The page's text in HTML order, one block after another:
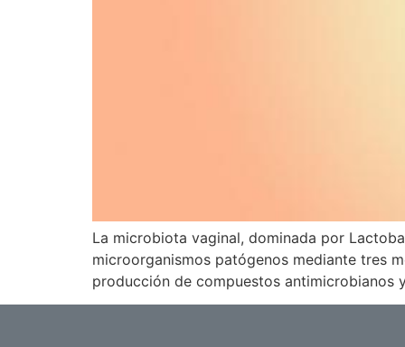
La microbiota vaginal, dominada por
microorganismos patógenos mediante tres
producción de compuestos